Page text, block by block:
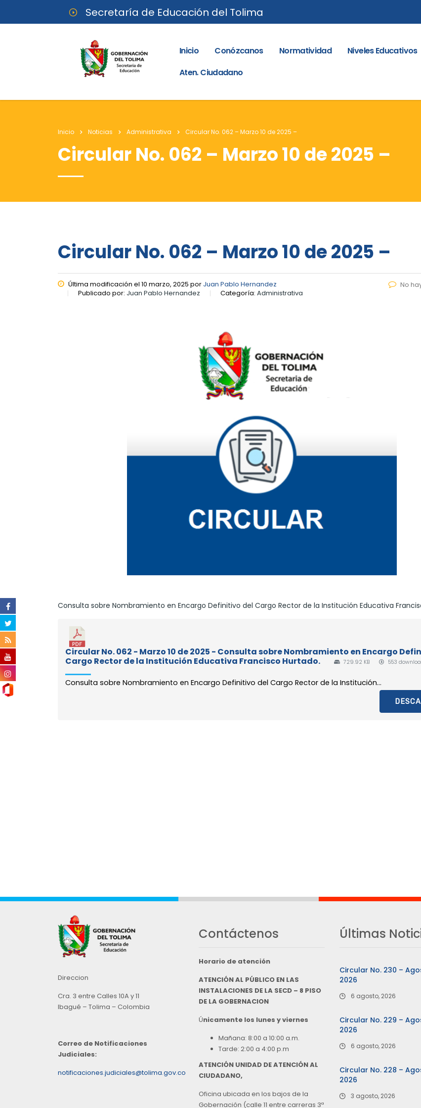
Secretaría de Educación del Tolima
Inicio Conózcanos Normatividad Niveles Educativos
Aten. Ciudadano
Inicio Noticias Administrativa Circular No. 062 – Marzo 10 de 2025 –
Circular No. 062 – Marzo 10 de 2025 –
Circular No. 062 – Marzo 10 de 2025 –
Última modificación el 10 marzo, 2025 por Juan Pablo Hernandez
Publicado por: Juan Pablo Hernandez Categoría: Administrativa
No
Consulta sobre Nombramiento en Encargo Definitivo del Cargo Rector de la Institución Educativa
Circular No. 062 - Marzo 10 de 2025 - Consulta sobre Nombramiento en Encargo
Cargo Rector de la Institución Educativa Francisco Hurtado.
729.92 KB 553
Consulta sobre Nombramiento en Encargo Definitivo del Cargo Rector de la Institución...
Direccion
Cra. 3 entre Calles 10A y 11
Ibagué – Tolima – Colombia
Correo de Notificaciones
Judiciales:
notificaciones.judiciales@tolima.gov.co
Contáctenos
Horario de atención
ATENCIÓN AL PÚBLICO EN LAS
INSTALACIONES DE LA SECD – 8 PISO
DE LA GOBERNACION
Únicamente los lunes y viernes
Mañana: 8:00 a 10:00 a.m.
Tarde: 2:00 a 4:00 p.m
ATENCIÓN UNIDAD DE ATENCIÓN AL
CIUDADANO,
Oficina ubicada en los bajos de la
Gobernación (calle 11 entre carreras 3ª
Últimas
Circular No. 230 –
2026
6 agosto, 2026
Circular No. 229 –
2026
6 agosto, 2026
Circular No. 228 –
2026
3 agosto, 2026